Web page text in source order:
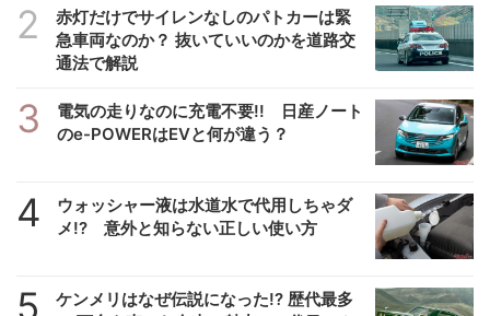
2
赤灯だけでサイレンなしのパトカーは緊
急車両なのか？ 抜いていいのかを道路交
通法で解説
3
電気の走りなのに充電不要!! 日産ノート
のe-POWERはEVと何が違う？
4
ウォッシャー液は水道水で代用しちゃダ
メ!? 意外と知らない正しい使い方
5
ケンメリはなぜ伝説になった!? 歴代最多